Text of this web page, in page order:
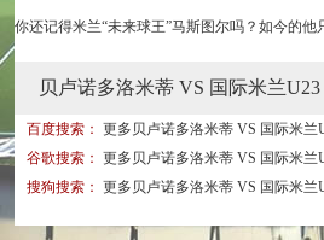
你还记得米兰“未来球王”马斯图尔吗？如今的他
贝卢诺多洛米蒂 VS 国际米兰
百度搜索： 更多贝卢诺多洛米蒂 VS 国际米兰
谷歌搜索： 更多贝卢诺多洛米蒂 VS 国际米兰
搜狗搜索： 更多贝卢诺多洛米蒂 VS 国际米兰